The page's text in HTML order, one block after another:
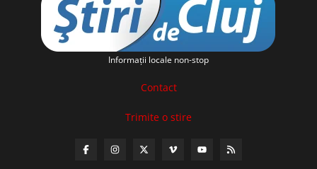
Informaţii locale non-stop
Contact
Trimite o stire